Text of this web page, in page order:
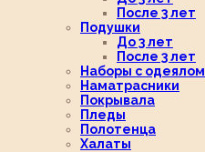
После 3 лет
Подушки
До 3 лет
После 3 лет
Наборы с одеялом
Наматрасники
Покрывала
Пледы
Полотенца
Халаты